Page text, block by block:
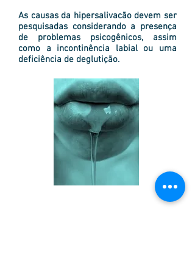
As causas da hipersalivacão devem ser
pesquisadas considerando a presença
de problemas psicogênicos, assim
como a incontinência labial ou uma
deficiência de deglutição.
Consequências: Estas variam